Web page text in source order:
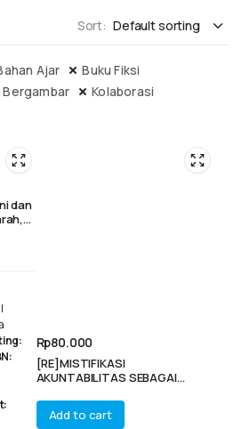
Sort:
Ajar
Buku Fiksi
Kolaborasi
dan
Rp80.000
[RE]MISTIFIKASI
AKUNTABILITAS SEBAGAI
Add to cart